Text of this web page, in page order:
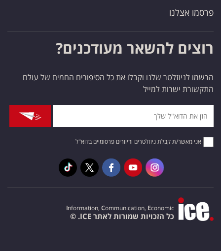
פרסמו אצלנו
רוצים להשאר מעודכנים?
הרשמו לניוזלטר שלנו וקבלו את כל הסיפורים החמים של עולם
התקשורת ישרות למייל
אני מאשר/ת קבלת ניוזלטרים ודיוורים פרסומיים בדוא"ל
Information, Communication, Economic
כל הזכויות שמורות לאתר ICE. ©